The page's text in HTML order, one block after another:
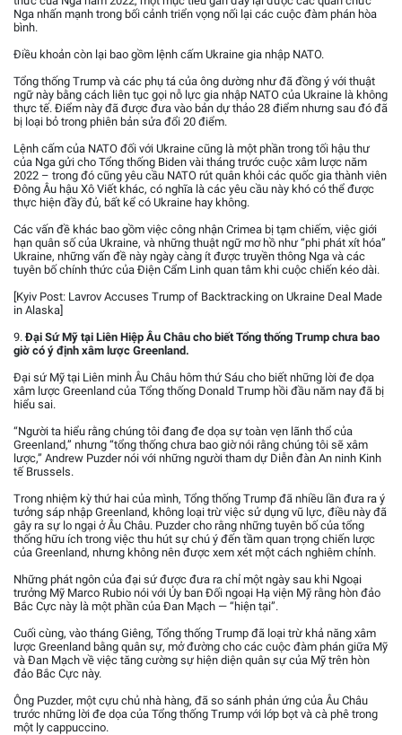
Nga nhấn mạnh trong bối cảnh triển vọng nối lại các cuộc đàm phán hòa
bình.
Điều khoản còn lại bao gồm lệnh cấm Ukraine gia nhập NATO.
Tổng thống Trump và các phụ tá của ông dường như đã đồng ý với thuật
ngữ này bằng cách liên tục gọi nỗ lực gia nhập NATO của Ukraine là không
thực tế. Điểm này đã được đưa vào bản dự thảo 28 điểm nhưng sau đó đã
bị loại bỏ trong phiên bản sửa đổi 20 điểm.
Lệnh cấm của NATO đối với Ukraine cũng là một phần trong tối hậu thư
của Nga gửi cho Tổng thống Biden vài tháng trước cuộc xâm lược năm
2022 – trong đó cũng yêu cầu NATO rút quân khỏi các quốc gia thành viên
Đông Âu hậu Xô Viết khác, có nghĩa là các yêu cầu này khó có thể được
thực hiện đầy đủ, bất kể có Ukraine hay không.
Các vấn đề khác bao gồm việc công nhận Crimea bị tạm chiếm, việc giới
hạn quân số của Ukraine, và những thuật ngữ mơ hồ như “phi phát xít hóa”
Ukraine, những vấn đề này ngày càng ít được truyền thông Nga và các
tuyên bố chính thức của Điện Cẩm Linh quan tâm khi cuộc chiến kéo dài.
[Kyiv Post: Lavrov Accuses Trump of Backtracking on Ukraine Deal Made
in Alaska]
9.Đại Sứ Mỹ tại Liên Hiệp Âu Châu cho biết Tổng thống Trump chưa bao
giờ có ý định xâm lược Greenland.
Đại sứ Mỹ tại Liên minh Âu Châu hôm thứ Sáu cho biết những lời đe dọa
xâm lược Greenland của Tổng thống Donald Trump hồi đầu năm nay đã bị
hiểu sai.
“Người ta hiểu rằng chúng tôi đang đe dọa sự toàn vẹn lãnh thổ của
Greenland,” nhưng “tổng thống chưa bao giờ nói rằng chúng tôi sẽ xâm
lược,” Andrew Puzder nói với những người tham dự Diễn đàn An ninh Kinh
tế Brussels.
Trong nhiệm kỳ thứ hai của mình, Tổng thống Trump đã nhiều lần đưa ra ý
tưởng sáp nhập Greenland, không loại trừ việc sử dụng vũ lực, điều này đã
gây ra sự lo ngại ở Âu Châu. Puzder cho rằng những tuyên bố của tổng
thống hữu ích trong việc thu hút sự chú ý đến tầm quan trọng chiến lược
của Greenland, nhưng không nên được xem xét một cách nghiêm chỉnh.
Những phát ngôn của đại sứ được đưa ra chỉ một ngày sau khi Ngoại
trưởng Mỹ Marco Rubio nói với Ủy ban Đối ngoại Hạ viện Mỹ rằng hòn đảo
Bắc Cực này là một phần của Đan Mạch — “hiện tại”.
Cuối cùng, vào tháng Giêng, Tổng thống Trump đã loại trừ khả năng xâm
lược Greenland bằng quân sự, mở đường cho các cuộc đàm phán giữa Mỹ
và Đan Mạch về việc tăng cường sự hiện diện quân sự của Mỹ trên hòn
đảo Bắc Cực này.
Ông Puzder, một cựu chủ nhà hàng, đã so sánh phản ứng của Âu Châu
trước những lời đe dọa của Tổng thống Trump với lớp bọt và cà phê trong
một ly cappuccino.